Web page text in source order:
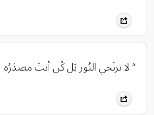
“ لا ترتَجي النُور بَل كُن أنتَ